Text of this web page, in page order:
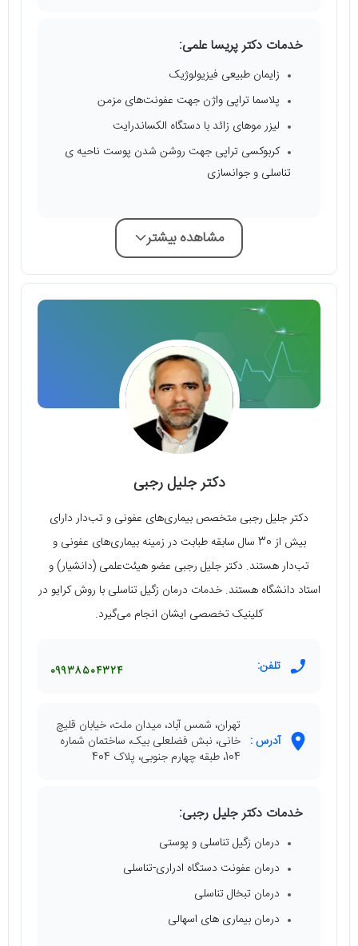
خدمات دکتر پریسا علمی:
زایمان طبیعی فیزیولوژیک
پلاسما تراپی واژن جهت عفونت‌های مزمن
لیزر موهای زائد با دستگاه الکساندرایت
کربوکسی تراپی جهت روشن شدن پوست ناحیه ی
تناسلی و جوانسازی
مشاهده بیشتر
دکتر جلیل رجبی
دکتر جلیل رجبی متخصص بیماری‌های عفونی و تب‌دار دارای
بیش از 30 سال سابقه طبابت در زمینه بیماری‌های عفونی و
تب‌دار هستند. دکتر جلیل رجبی عضو هیئت‌علمی (دانشیار) و
استاد دانشگاه هستند. خدمات درمان زگیل تناسلی با روش کرایو در
کلینیک تخصصی ایشان انجام می‌گیرد.
تلفن: ۰۹۹۳۸۵۰۴۳۲۴
آدرس :
تهران، شمس آباد، میدان ملت، خیابان قلیچ
خانی، نبش فضلعلی بیک، ساختمان شماره
104، طبقه چهارم جنوبی، پلاک 404
خدمات دکتر جلیل رجبی:
درمان زگیل تناسلی و پوستی
درمان عفونت دستگاه ادراری-تناسلی
درمان تبخال تناسلی
درمان بیماری های اسهالی